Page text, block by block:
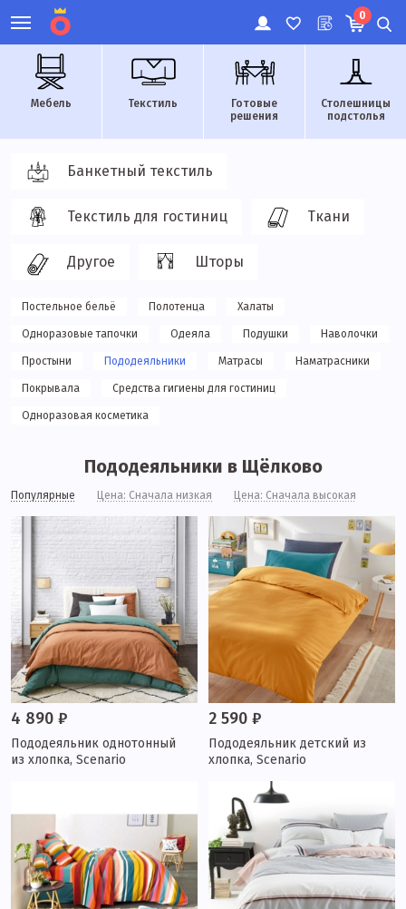
0
Мебель Текстиль
Готовые
решения
Столешницы
подстолья
Банкетный текстиль
Текстиль для гостиниц Ткани
Другое Шторы
Постельное бельё Полотенца Халаты
Одноразовые тапочки Одеяла Подушки Наволочки
Простыни Пододеяльники Матрасы Наматрасники
Покрывала Средства гигиены для гостиниц
Одноразовая косметика
Пододеяльники в Щёлково
Популярные Цена: Сначала низкая Цена: Сначала высокая
4 890 ₽
Пододеяльник однотонный
из хлопка, Scenario
2 590 ₽
Пододеяльник детский из
хлопка, Scenario